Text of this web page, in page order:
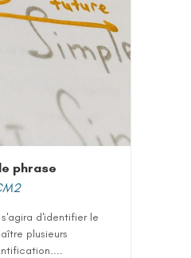
phrase
d'identifier le
plusieurs